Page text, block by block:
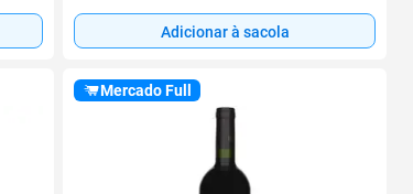
Adicionar à sacola
Mercado Full